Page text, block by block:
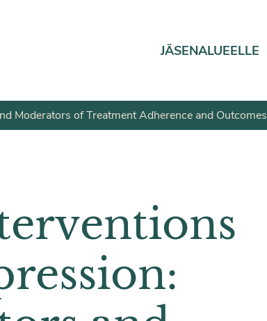
JÄSENALUEELLE
Moderators of Treatment Adherence and Outcomes